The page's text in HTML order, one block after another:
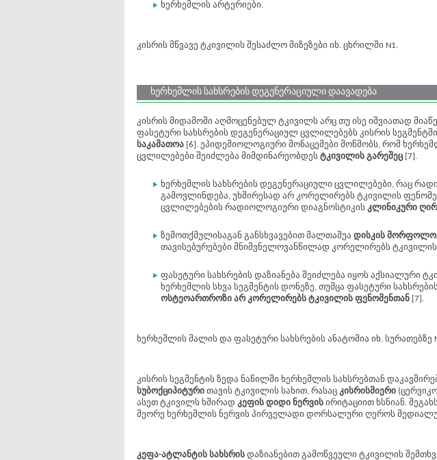
ხერხემლის არტერიები.
კისრის მწვავე ტკივილის შესაძლო მიზეზები იხ. ცხრილში N1.
ხერხემლის სახსრების დეგენერაციული დაავადება
კისრის მიდამოში აღმოცენებულ ტკივილს არც თუ ისე იშვიათად
ფასეტური სახსრების დეგენერაციულ ცვლილებებს კისრის
საკამათოა [6]. ეპიდემიოლოგიური მონაცემები მოწმობს, რომ
ცვლილებები შეიძლება მიმდინარეობდეს ტკივილის გარეშეც [7].
ხერხემლის სახსრების დეგენერაციული ცვლილებები, რაც
გამოვლინდება, უხშირესად არ კორელირებს ტკივილის
ცვლილებების რადიოლოგიური დიაგნოსტიკის კლინიკური
ზემოთქმულისაგან განსხვავებით მალთაშუა დისკის
თავისებურებები მნიშვნელოვანწილად კორელირებს ტკივილის
ფასეტური სახსრების დაზიანება შეიძლება იყოს აქსიალური
ხერხემლის სხვა სეგმენტის დონეზე, თუმცა ფასეტური
ოსტეოართროზი არ კორელირებს ტკივილის ფენომენთან [7].
ხერხემლის მალის და ფასეტური სახსრების ანატომია იხ. სურათებზე
კისრის სეგმენტის ზედა ნაწილში ხერხემლის სახსრებთან
სუბოქციპიტური თავის ტკივილის სახით, რასაც კისრისმიერი
ასეთ ტკივილს ხშირად კეფის დიდი ნერვის ირიტაციით ხსნიან.
მეორე ხერხემლის ნერვის პირველადი დორსალური ღეროს
კეფა-ატლანტის სახსრის დაზიანებით გამოწვეული ტკივილის